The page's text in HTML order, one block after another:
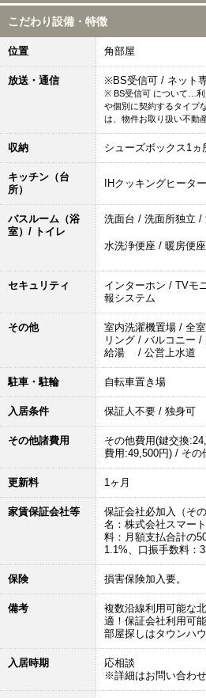
こだわり設備・特徴
位置 角部屋
放送・通信 ※BS受信可 / ネット
※ BS受信可 について…利
や個別に契約するタイプ
は、物件お取り扱い不動
収納 シューズボックス1ヵ
キッチン（台
所）
IHクッキングヒータ
バスルーム（浴
室）/ トイレ
洗面台 / 洗面所独立 /
水洗浄便座 / 暖房便座
セキュリティ
インターホン / TVモ
報システム
その他
室内洗濯機置場 / 全
リング / バルコニー
給湯 / 公営上水道
駐車・駐輪 自転車置き場
入居条件 保証人不要 / 独身可
その他諸費用
その他費用(鍵交換
費用:49,500円) / その
更新料 1ヶ月
家賃保証会社等
保証会社必加入（そ
名：株式会社スマー
料：月額支払合計の
1.1%、口振手数料：
保険 損害保険加入要。
備考
複数沿線利用可能な
適！保証会社利用可
部屋探しはタウンハ
入居時期
応相談
※詳細はお問い合わ